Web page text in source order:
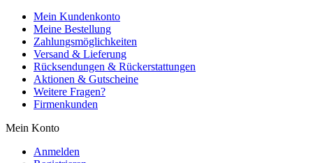
Mein Kundenkonto
Meine Bestellung
Zahlungsmöglichkeiten
Versand & Lieferung
Rücksendungen & Rückerstattungen
Aktionen & Gutscheine
Weitere Fragen?
Firmenkunden
Mein Konto
Anmelden